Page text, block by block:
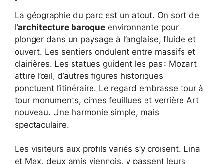
La géographie du parc est un atout. On sort de
l’architecture baroque environnante pour
plonger dans un paysage à l’anglaise, fluide et
ouvert. Les sentiers ondulent entre massifs et
clairières. Les statues guident les pas : Mozart
attire l’œil, d’autres figures historiques
ponctuent l’itinéraire. Le regard embrasse tour à
tour monuments, cimes feuillues et verrière Art
nouveau. Une harmonie simple, mais
spectaculaire.
Les visiteurs aux profils variés s’y croisent. Lina
et Max, deux amis viennois, y passent leurs